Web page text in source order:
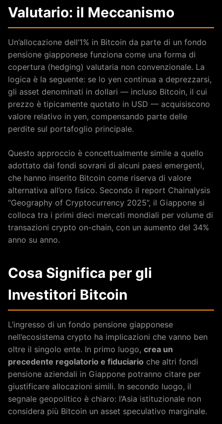
Valutario: il Meccanismo
Un’allocazione dell’1% in Bitcoin da parte di un fondo
pensione giapponese funziona come una forma di
copertura (hedging) valutaria non convenzionale. La
logica è la seguente: se lo yen continua a deprezzarsi,
gli asset denominati in dollari — incluso Bitcoin, il cui
prezzo è tipicamente quotato in USD — acquisiscono
valore relativo in yen, compensando parte delle
perdite sul portafoglio principale.
Questo approccio è concettualmente simile a quello
adottato dai fondi sovrani di alcuni paesi emergenti,
che hanno inserito Bitcoin come riserva di valore
alternativa all’oro fisico. Secondo il report Chainalysis
“Geography of Cryptocurrency 2025”, il Giappone si
colloca tra i primi dieci mercati mondiali per volume di
transazioni crypto on-chain, con un aumento del 34%
anno su anno.
Cosa Significa per gli
Investitori Bitcoin
L’ingresso di un fondo pensione giapponese
nell’ecosistema crypto ha implicazioni che vanno ben
oltre il singolo ente. In primo luogo, crea un
precedente regolatorio e fiduciario che altri fondi
pensione aziendali in Giappone potranno citare per
giustificare allocazioni simili. In secondo luogo, il
segnale geopolitico è chiaro: l’Asia istituzionale non
considera più Bitcoin un asset speculativo marginale.